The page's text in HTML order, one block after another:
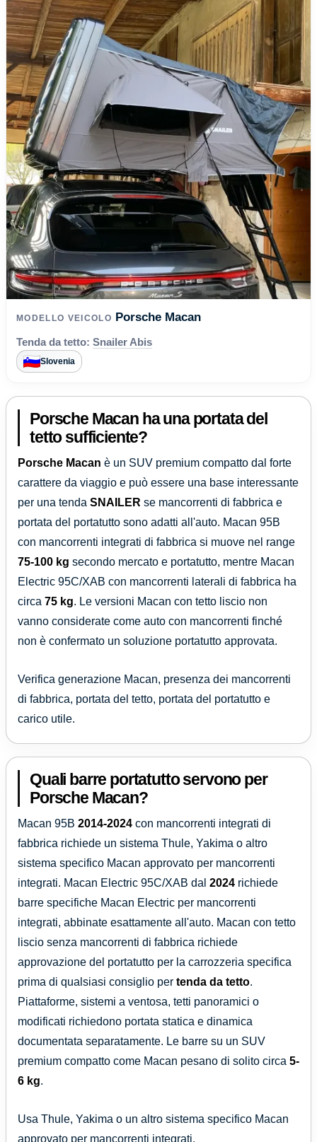
MODELLO VEICOLO Porsche Macan
Tenda da tetto: Snailer Abis
Slovenia
Porsche Macan ha una portata del
tetto sufficiente?
Porsche Macan è un SUV premium compatto dal forte
carattere da viaggio e può essere una base interessante
per una tenda SNAILER se mancorrenti di fabbrica e
portata del portatutto sono adatti all'auto. Macan 95B
con mancorrenti integrati di fabbrica si muove nel range
75-100 kg secondo mercato e portatutto, mentre Macan
Electric 95C/XAB con mancorrenti laterali di fabbrica ha
circa 75 kg. Le versioni Macan con tetto liscio non
vanno considerate come auto con mancorrenti finché
non è confermato un soluzione portatutto approvata.
Verifica generazione Macan, presenza dei mancorrenti
di fabbrica, portata del tetto, portata del portatutto e
carico utile.
Quali barre portatutto servono per
Porsche Macan?
Macan 95B 2014-2024 con mancorrenti integrati di
fabbrica richiede un sistema Thule, Yakima o altro
sistema specifico Macan approvato per mancorrenti
integrati. Macan Electric 95C/XAB dal 2024 richiede
barre specifiche Macan Electric per mancorrenti
integrati, abbinate esattamente all'auto. Macan con tetto
liscio senza mancorrenti di fabbrica richiede
approvazione del portatutto per la carrozzeria specifica
prima di qualsiasi consiglio per tenda da tetto.
Piattaforme, sistemi a ventosa, tetti panoramici o
modificati richiedono portata statica e dinamica
documentata separatamente. Le barre su un SUV
premium compatto come Macan pesano di solito circa 5-
6 kg.
Usa Thule, Yakima o un altro sistema specifico Macan
approvato per mancorrenti integrati.